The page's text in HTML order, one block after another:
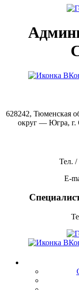
628242, Тюменская
округ — Югра, г.
Тел.
E-